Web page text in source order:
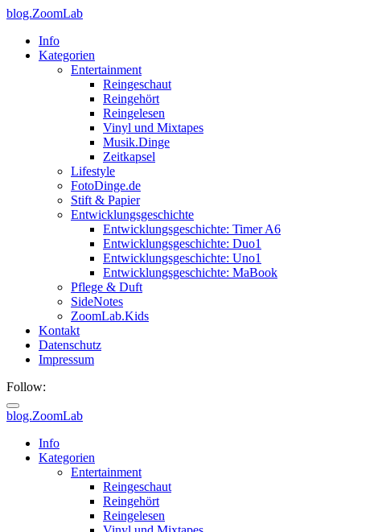
blog.ZoomLab
Info
Kategorien
Entertainment
Reingeschaut
Reingehört
Reingelesen
Vinyl und Mixtapes
Musik.Dinge
Zeitkapsel
Lifestyle
FotoDinge.de
Stift & Papier
Entwicklungsgeschichte
Entwicklungsgeschichte: Timer A6
Entwicklungsgeschichte: Duo1
Entwicklungsgeschichte: Uno1
Entwicklungsgeschichte: MaBook
Pflege & Duft
SideNotes
ZoomLab.Kids
Kontakt
Datenschutz
Impressum
Follow:
blog.ZoomLab
ZoomLab
Info
Kategorien
Entertainment
Reingeschaut
Reingehört
Reingelesen